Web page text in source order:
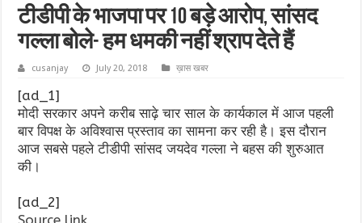
टीडीपी के भाजपा पर 10 बड़े आरोप, सांसद
गल्ला बोले- हम धमकी नहीं श्राप देते हैं
cusanjay July 20, 2018 ख़ास खबर
[ad_1]
मोदी सरकार अपने करीब साढ़े चार साल के कार्यकाल में आज पहली
बार विपक्ष के अविश्वास प्रस्ताव का सामना कर रही है। इस दौरान
आज सबसे पहले टीडीपी सांसद जयदेव गल्ला ने बहस की शुरुआत
की।
[ad_2]
Source link